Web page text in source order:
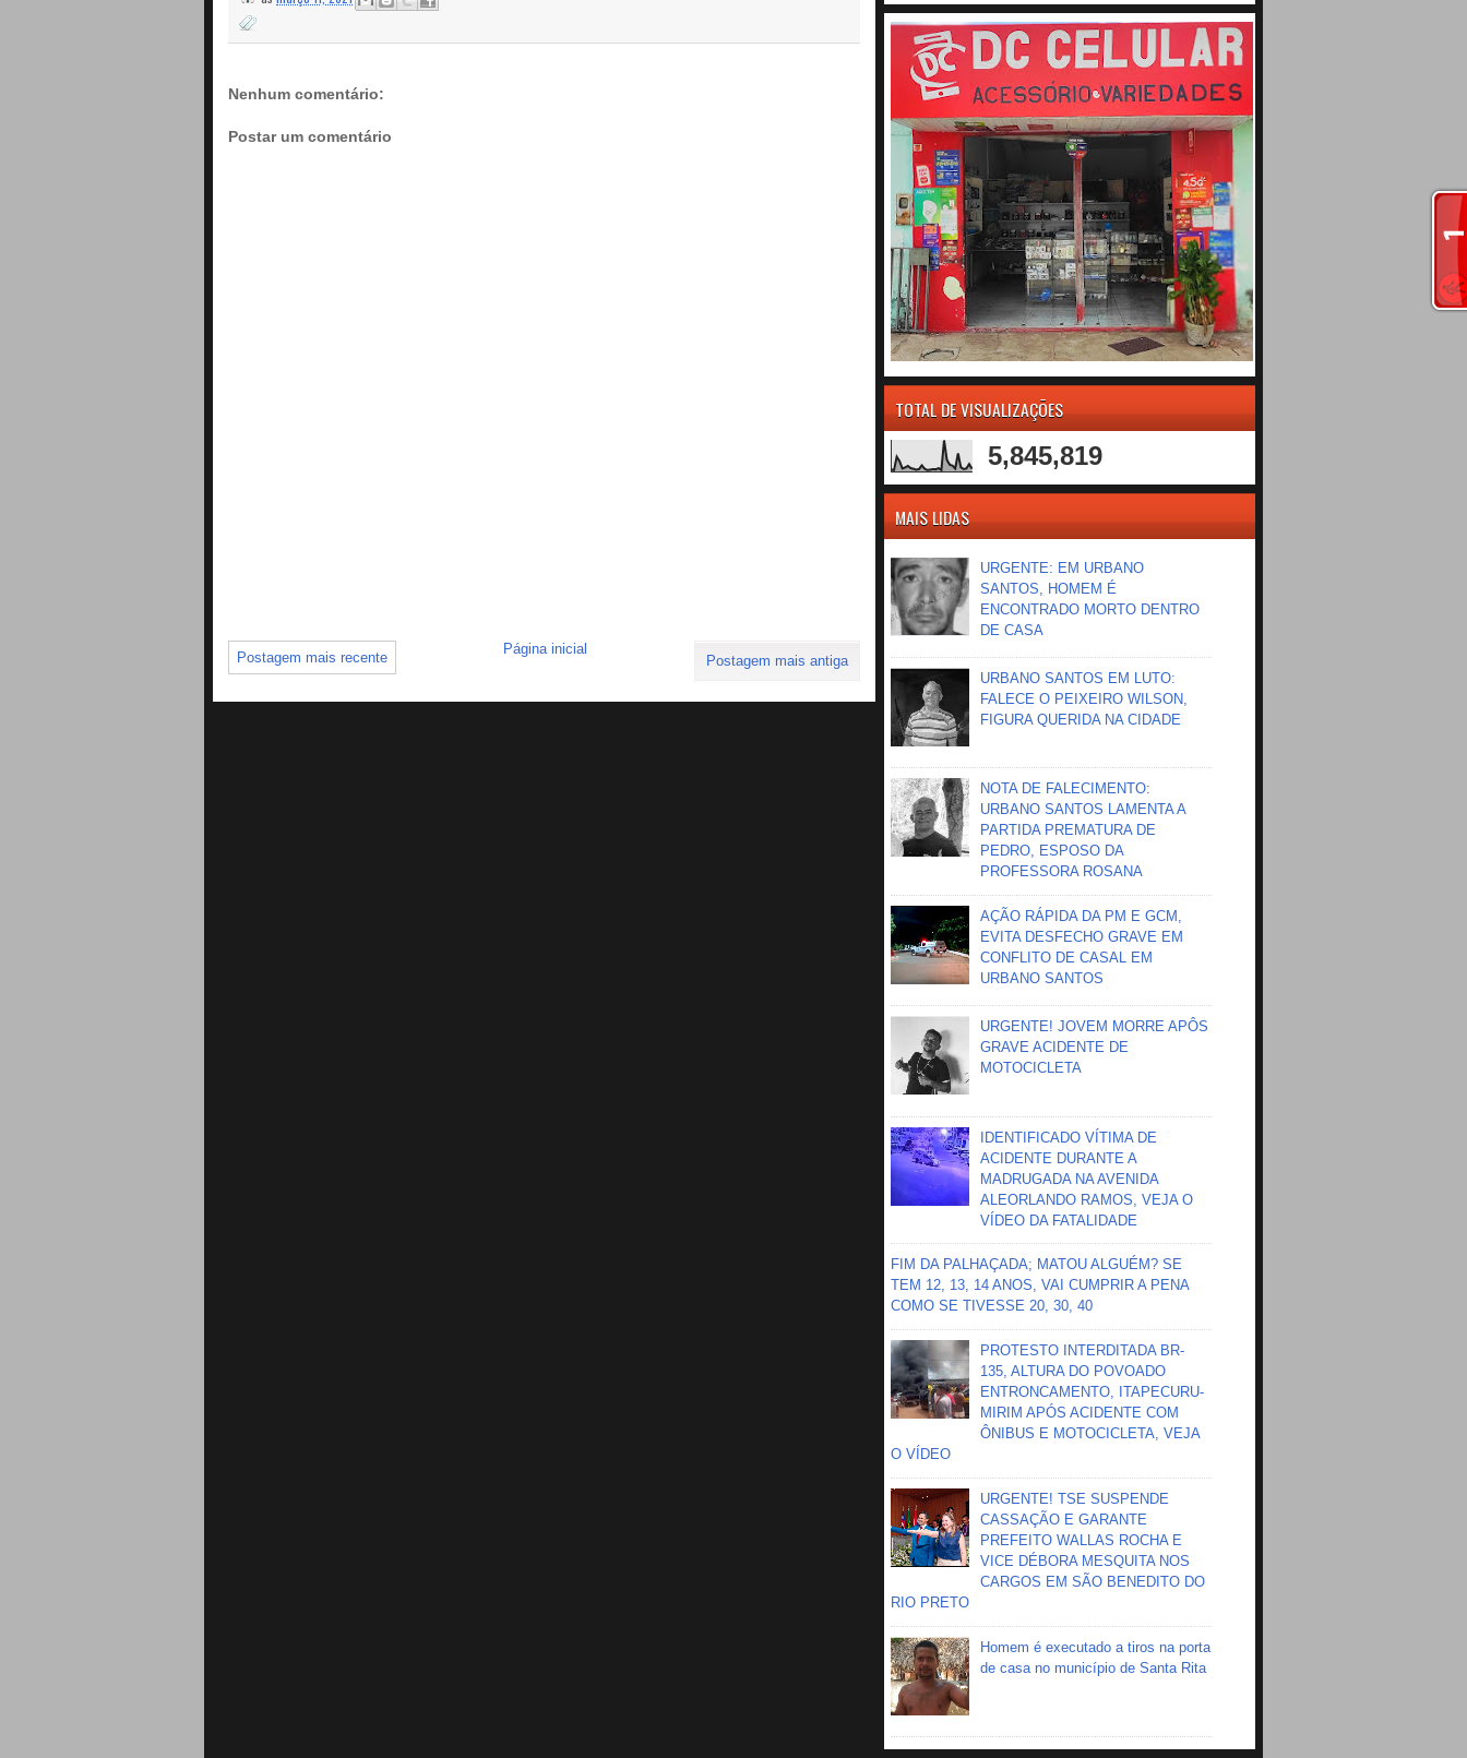
Nenhum comentário:
Postar um comentário
Postagem mais recente Postagem mais antiga
Página inicial
TOTAL DE VISUALIZAÇÕES
5,845,819
MAIS LIDAS
URGENTE: EM URBANO
SANTOS, HOMEM É
ENCONTRADO MORTO DENTRO
DE CASA
URBANO SANTOS EM LUTO:
FALECE O PEIXEIRO WILSON,
FIGURA QUERIDA NA CIDADE
NOTA DE FALECIMENTO:
URBANO SANTOS LAMENTA A
PARTIDA PREMATURA DE
PEDRO, ESPOSO DA
PROFESSORA ROSANA
AÇÃO RÁPIDA DA PM E GCM,
EVITA DESFECHO GRAVE EM
CONFLITO DE CASAL EM
URBANO SANTOS
URGENTE! JOVEM MORRE APÔS
GRAVE ACIDENTE DE
MOTOCICLETA
IDENTIFICADO VÍTIMA DE
ACIDENTE DURANTE A
MADRUGADA NA AVENIDA
ALEORLANDO RAMOS, VEJA O
VÍDEO DA FATALIDADE
FIM DA PALHAÇADA; MATOU ALGUÉM? SE
TEM 12, 13, 14 ANOS, VAI CUMPRIR A PENA
COMO SE TIVESSE 20, 30, 40
PROTESTO INTERDITADA BR-
135, ALTURA DO POVOADO
ENTRONCAMENTO, ITAPECURU-
MIRIM APÓS ACIDENTE COM
ÔNIBUS E MOTOCICLETA, VEJA
O VÍDEO
URGENTE! TSE SUSPENDE
CASSAÇÃO E GARANTE
PREFEITO WALLAS ROCHA E
VICE DÉBORA MESQUITA NOS
CARGOS EM SÃO BENEDITO DO
RIO PRETO
Homem é executado a tiros na porta
de casa no município de Santa Rita